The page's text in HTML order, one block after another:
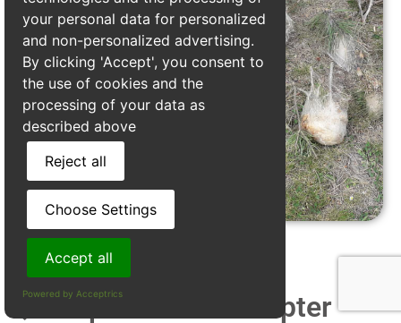
Quels prix faut il compter
your personal data for personalized
and non-personalized advertising.
By clicking 'Accept', you consent to
the use of cookies and the
processing of your data as
described above
Reject all
Choose Settings
Accept all
Powered by Acceptrics